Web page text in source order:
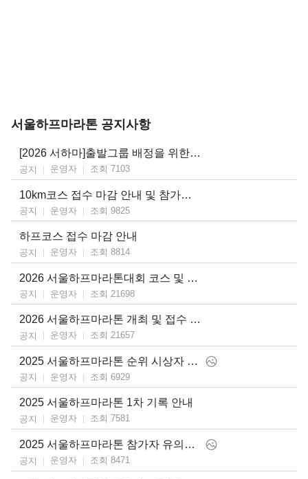
서울하프마라톤 공지사항
[2026 서하마]출발그룹 배정을 위한 기록증 제출 안내
공지 운영자 조회 7103
10km코스 접수 마감 안내 및 참가비 결제 기간 안내
공지 운영자 조회 9825
하프코스 접수 마감 안내
공지 운영자 조회 8814
2026 서울하프마라톤대회 코스 및 출발시간 변경 안내
공지 운영자 조회 21698
2026 서울하프마라톤 개최 및 접수 일정 안내
공지 운영자 조회 21657
2025 서울하프마라톤 순위 시상자 안내 및 공식 기록 업로드 안내
공지 운영자 조회 6929
2025 서울하프마라톤 1차 기록 안내
공지 운영자 조회 7581
2025 서울하프마라톤 참가자 유의사항
공지 운영자 조회 8471